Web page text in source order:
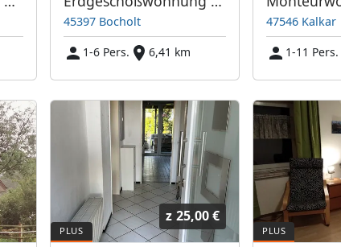
45397 Bocholt
1-6 Pers.
6,41 km
47546 Kalkar
1-11 Pers.
z 25,00 €